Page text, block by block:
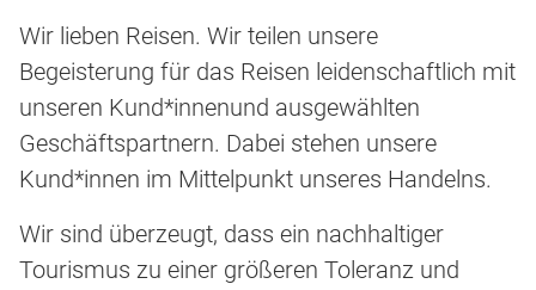
Wir lieben Reisen. Wir teilen unsere
Begeisterung für das Reisen leidenschaftlich mit
unseren Kund*innenund ausgewählten
Geschäftspartnern. Dabei stehen unsere
Kund*innen im Mittelpunkt unseres Handelns.
Wir sind überzeugt, dass ein nachhaltiger
Tourismus zu einer größeren Toleranz und